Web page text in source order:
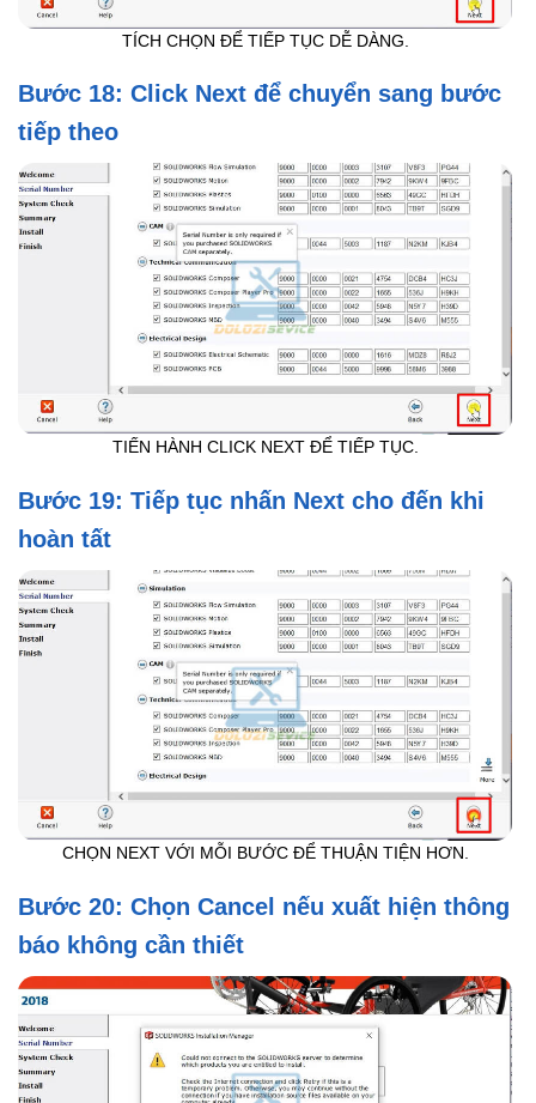
TÍCH CHỌN ĐỂ TIẾP TỤC DỄ DÀNG.
Bước 18: Click Next để chuyển sang bước
tiếp theo
TIẾN HÀNH CLICK NEXT ĐỂ TIẾP TỤC.
Bước 19: Tiếp tục nhấn Next cho đến khi
hoàn tất
CHỌN NEXT VỚI MỖI BƯỚC ĐỂ THUẬN TIỆN HƠN.
Bước 20: Chọn Cancel nếu xuất hiện thông
báo không cần thiết